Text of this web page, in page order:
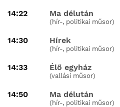
14:22 Ma délután
(hír-, politikai műsor)
14:30 Hírek
(hír-, politikai műsor)
14:33 Élő egyház
(vallási műsor)
14:50 Ma délután
(hír-, politikai műsor)